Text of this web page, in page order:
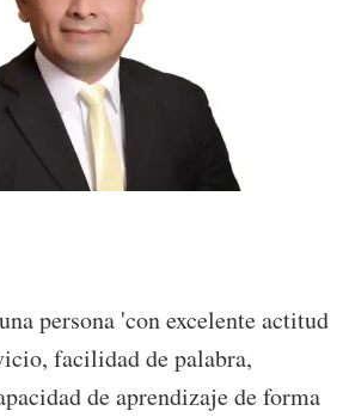
persona 'con excelente actitud
facilidad de palabra,
de aprendizaje de forma